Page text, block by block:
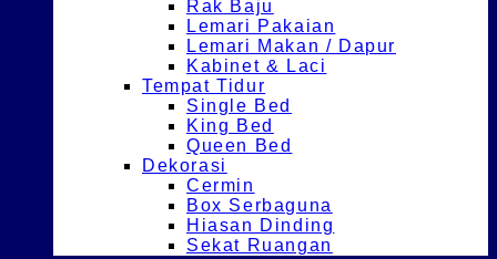
Rak Baju
Lemari Pakaian
Lemari Makan / Dapur
Kabinet & Laci
Tempat Tidur
Single Bed
King Bed
Queen Bed
Dekorasi
Cermin
Box Serbaguna
Hiasan Dinding
Sekat Ruangan